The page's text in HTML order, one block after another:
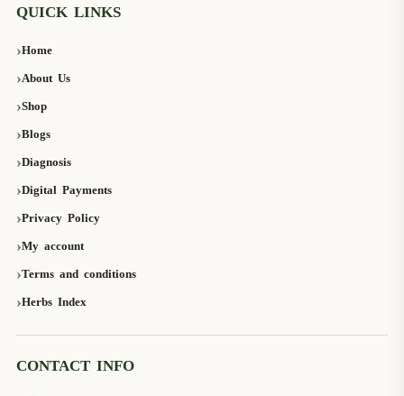
QUICK LINKS
Home
About Us
Shop
Blogs
Diagnosis
Digital Payments
Privacy Policy
My account
Terms and conditions
Herbs Index
CONTACT INFO